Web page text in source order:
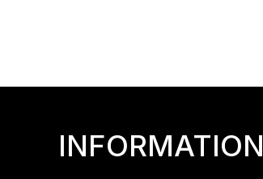
INFORMATION